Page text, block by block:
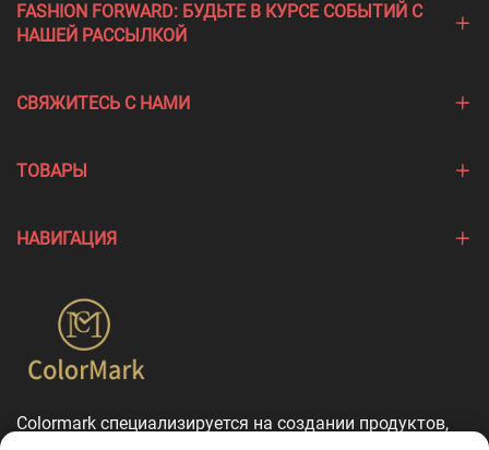
FASHION FORWARD: БУДЬТЕ В КУРСЕ СОБЫТИЙ С
НАШЕЙ РАССЫЛКОЙ
СВЯЖИТЕСЬ С НАМИ
ТОВАРЫ
НАВИГАЦИЯ
Colormark специализируется на создании продуктов,